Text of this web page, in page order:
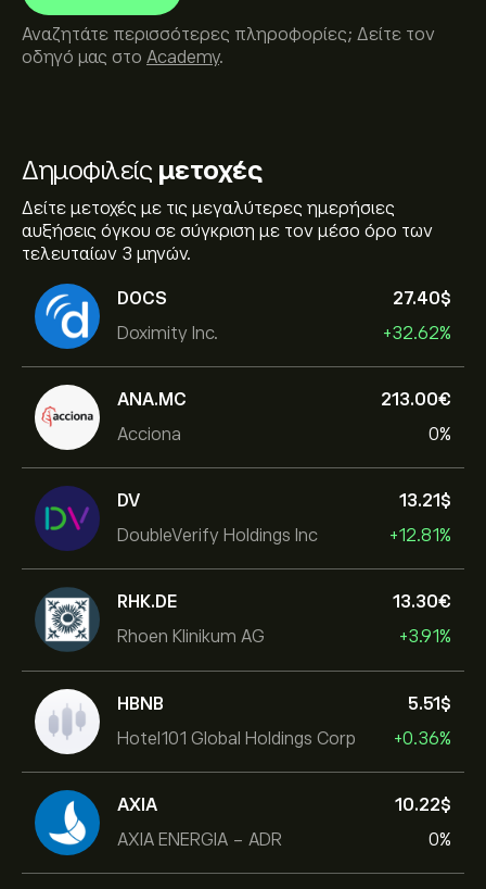
Δημοφιλείς μετοχές
Δείτε μετοχές με τις μεγαλύτερες ημερήσιες
αυξήσεις όγκου σε σύγκριση με τον μέσο όρο των
τελευταίων 3 μηνών.
DOCS
Doximity Inc.
27.40‎$‎
+32.62%
ANA.MC
Acciona
213.00‎€‎
0%
DV
DoubleVerify Holdings Inc
13.21‎$‎
+12.81%
RHK.DE
Rhoen Klinikum AG
13.30‎€‎
+3.91%
HBNB
Hotel101 Global Holdings Corp
5.51‎$‎
+0.36%
AXIA
AXIA ENERGIA - ADR
10.22‎$‎
0%
Αναζητάτε περισσότερες πληροφορίες; Δείτε τον
οδηγό μας στο Academy.